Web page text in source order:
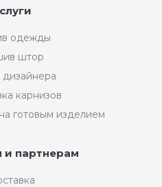
одежды
штор
дизайнера
карнизов
готовым изделием
и партнерам